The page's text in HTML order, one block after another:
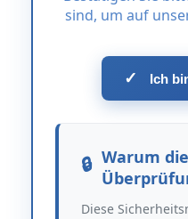
sind, um auf
✓ Ich
Warum
Diese